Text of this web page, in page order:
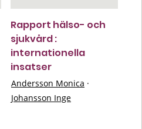
Rapport hälso- och
sjukvård :
internationella
insatser
Andersson Monica ·
Johansson Inge